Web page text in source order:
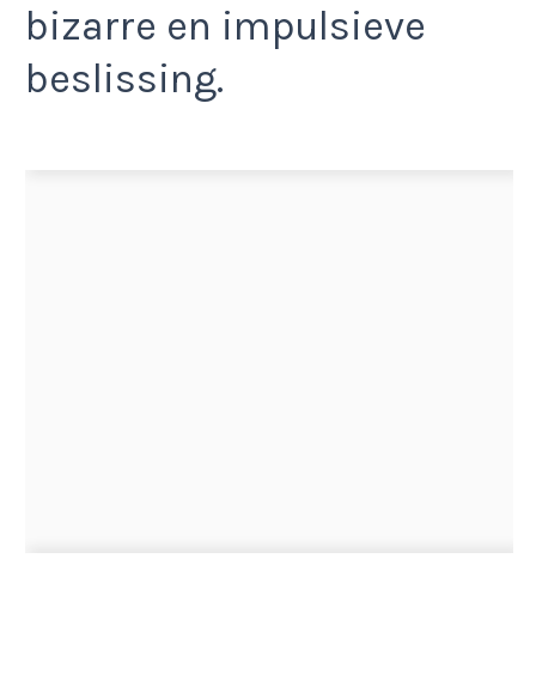
bizarre en impulsieve
beslissing.